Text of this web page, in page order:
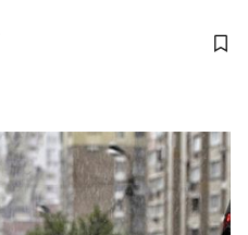
儲